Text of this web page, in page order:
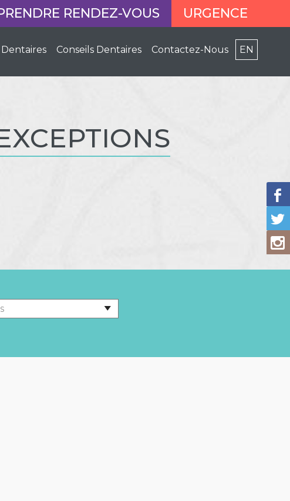
RENDEZ-VOUS URGENCE
Conseils Dentaires Contactez-Nous EN